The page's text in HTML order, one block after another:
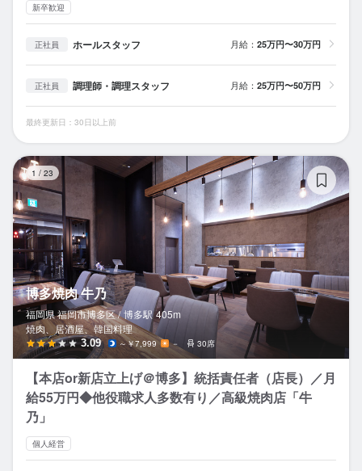
新卒歓迎
正社員 ホールスタッフ 月給： 25万円〜30万円
正社員 調理師・調理スタッフ 月給： 25万円〜50万円
最終更新日：30日以上前
1 / 23
博多焼肉 牛乃
福岡県 福岡市博多区 / 博多駅 405m
焼肉、居酒屋、韓国料理
3.09 ～￥7,999 － 30席
【本店or新店立上げ＠博多】統括責任者（店長）／月
給55万円◆他役職求人多数有り／高級焼肉店「牛
乃」
個人経営